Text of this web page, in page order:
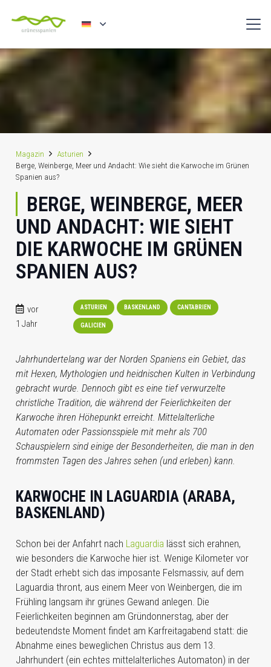
Magazin
Asturien
Berge, Weinberge, Meer und Andacht: Wie sieht die Karwoche im Grünen
Spanien aus?
BERGE, WEINBERGE, MEER
UND ANDACHT: WIE SIEHT
DIE KARWOCHE IM GRÜNEN
SPANIEN AUS?
vor
1 Jahr
ASTURIEN BASKENLAND CANTABRIEN
GALICIEN
Jahrhundertelang war der Norden Spaniens ein Gebiet, das
mit Hexen, Mythologien und heidnischen Kulten in Verbindung
gebracht wurde. Dennoch gibt es eine tief verwurzelte
christliche Tradition, die während der Feierlichkeiten der
Karwoche ihren Höhepunkt erreicht. Mittelalterliche
Automaten oder Passionsspiele mit mehr als 700
Schauspielern sind einige der Besonderheiten, die man in den
frommsten Tagen des Jahres sehen (und erleben) kann.
KARWOCHE IN LAGUARDIA (ARABA,
BASKENLAND)
Schon bei der Anfahrt nach Laguardia lässt sich erahnen,
wie besonders die Karwoche hier ist. Wenige Kilometer vor
der Stadt erhebt sich das imposante Felsmassiv, auf dem
Laguardia thront, aus einem Meer von Weinbergen, die im
Frühling langsam ihr grünes Gewand anlegen. Die
Feierlichkeiten beginnen am Gründonnerstag, aber der
bedeutendste Moment findet am Karfreitagabend statt: die
Abnahme eines beweglichen Christus aus dem 13.
Jahrhundert (ein echtes mittelalterliches Automaton) in der